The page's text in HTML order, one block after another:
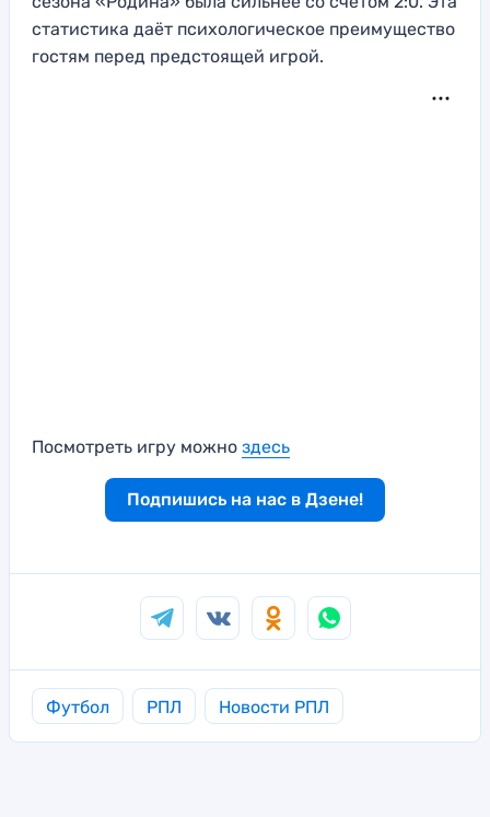
статистика даёт психологическое преимущество
гостям перед предстоящей игрой.
Посмотреть игру можно здесь
Подпишись на нас в Дзене!
Футбол РПЛ Новости РПЛ